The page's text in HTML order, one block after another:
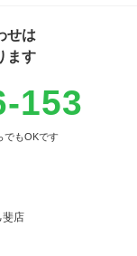
せは
ます
153
でもOKです
店